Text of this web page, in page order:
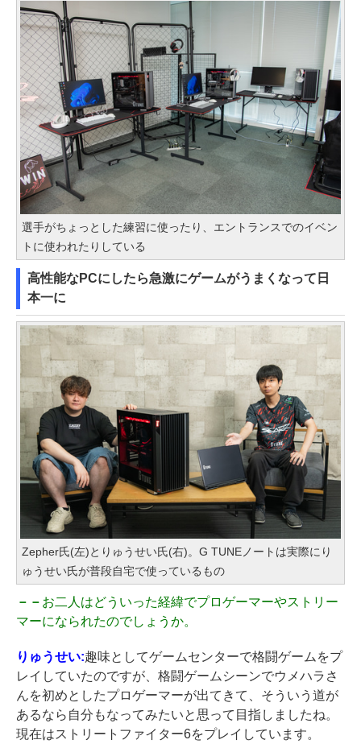
選手がちょっとした練習に使ったり、エントランスでのイベン
トに使われたりしている
高性能なPCにしたら急激にゲームがうまくなって日
本一に
Zepher氏(左)とりゅうせい氏(右)。G TUNEノートは実際にり
ゅうせい氏が普段自宅で使っているもの
－－ お二人はどういった経緯でプロゲーマーやストリー
マーになられたのでしょうか。
りゅうせい:趣味としてゲームセンターで格闘ゲームをプ
レイしていたのですが、格闘ゲームシーンでウメハラさ
んを初めとしたプロゲーマーが出てきて、そういう道が
あるなら自分もなってみたいと思って目指しましたね。
現在はストリートファイター6をプレイしています。